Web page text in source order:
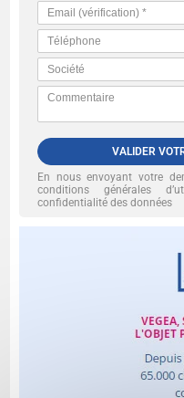
VALIDER
En nous envoyant votre
conditions générales
confidentialité des données